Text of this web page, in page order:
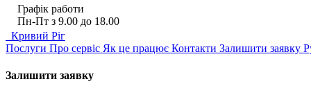
Графік работи
Пн-Пт з 9.00 до 18.00
Кривий Ріг
Послуги Про сервіс Як це працює Контакти Залишити заявку
Залишити заявку